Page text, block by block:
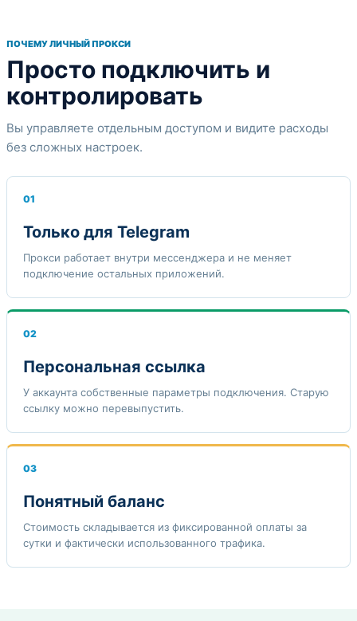
ПОЧЕМУ ЛИЧНЫЙ ПРОКСИ
Просто подключить и
контролировать
Вы управляете отдельным доступом и видите расходы
без сложных настроек.
01
Только для Telegram
Прокси работает внутри мессенджера и не меняет
подключение остальных приложений.
02
Персональная ссылка
У аккаунта собственные параметры подключения. Старую
ссылку можно перевыпустить.
03
Понятный баланс
Стоимость складывается из фиксированной оплаты за
сутки и фактически использованного трафика.